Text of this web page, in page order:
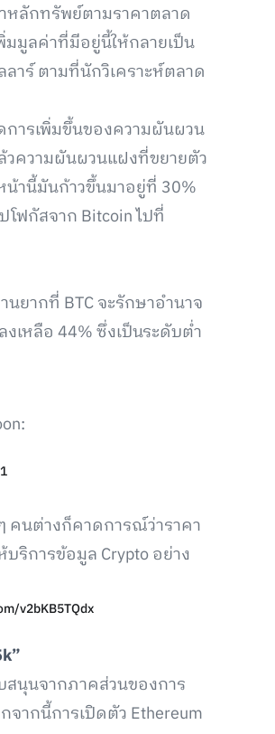
หลักทรัพย์ตามราคาตลาด
มมูลค่าที่มีอยู่นี้ให้กลายเป็น
าร์ ตามที่นักวิเคราะห์ตลาด
การเพิ่มขึ้นของความผันผวน
วความผันผวนแฝงที่ขยายตัว
น้านี้มันก้าวขึ้นมาอยู่ที่ 30%
โฟกัสจาก Bitcoin ไปที่
ยากที่ BTC จะรักษาอำนาจ
เหลือ 44% ซึ่งเป็นระดับต่ำ
คนต่างก็คาดการณ์ว่าราคา
ริการข้อมูล Crypto อย่าง
v2bKB5TQdx
สนุนจากภาคส่วนของการ
จากนี้การเปิดตัว Ethereum